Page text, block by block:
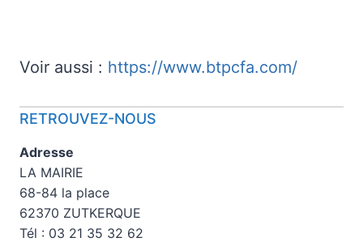
Voir aussi : https://www.btpcfa.com/
RETROUVEZ-NOUS
Adresse
LA MAIRIE
68-84 la place
62370 ZUTKERQUE
Tél : 03 21 35 32 62